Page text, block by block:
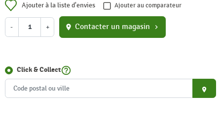
Ajouter à la liste d'envies Ajouter au comparateur
- + location_on Contacter un magasin chevron_right
Click & Collecthelp_outline
place